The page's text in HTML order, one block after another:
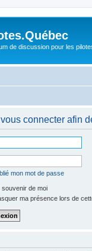
de discussion pour les
connecter afin
mon mot de passe
souvenir de moi
ma présence lors de